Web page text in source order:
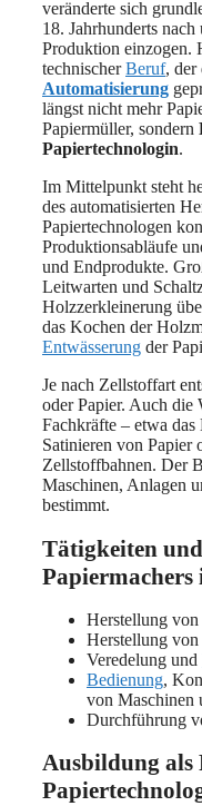
veränderte sich
18. Jahrhunderts
Produktion einzogen.
technischerBeruf, der
Automatisierung
längst nicht mehr
Papiermüller, sondern
Papiertechnologin.
Im Mittelpunkt steht
des automatisierten
Papiertechnologen
Produktionsabläufe
und Endprodukte.
Leitwarten und
Holzzerkleinerung
das Kochen der
Entwässerung der
Je nach Zellstoffart
oder Papier. Auch die
Fachkräfte – etwa
Satinieren von Papier
Zellstoffbahnen. Der
Maschinen, Anlagen
bestimmt.
Tätigkeiten
Herstellung
Herstellung von
Veredelung und
Bedienung,
von Maschinen
Durchführung
Ausbildung als